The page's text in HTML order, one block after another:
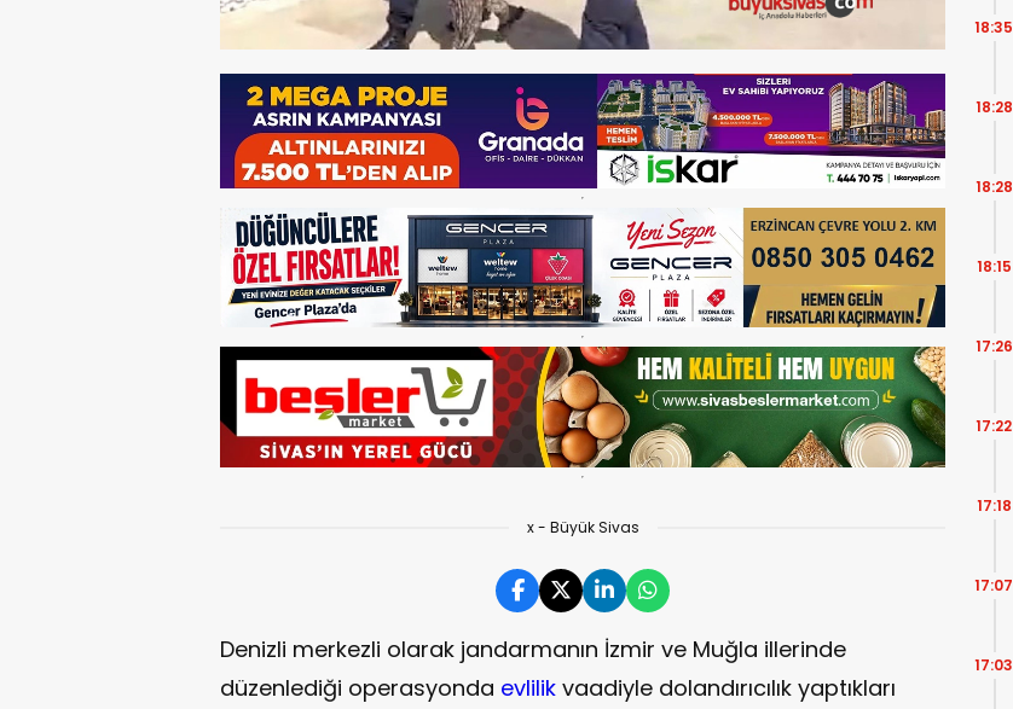
x - Büyük Sivas
Denizli merkezli olarak jandarmanın İzmir ve Muğla illerinde
düzenlediği operasyonda evlilik vaadiyle dolandırıcılık yaptıkları
18:35
18:28
18:28
18:15
17:26
17:22
17:18
17:07
17:03